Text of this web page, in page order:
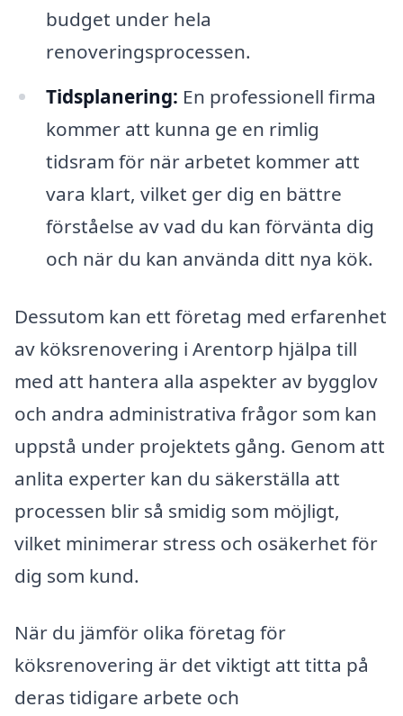
budget under hela
renoveringsprocessen.
Tidsplanering: En professionell firma
kommer att kunna ge en rimlig
tidsram för när arbetet kommer att
vara klart, vilket ger dig en bättre
förståelse av vad du kan förvänta dig
och när du kan använda ditt nya kök.
Dessutom kan ett företag med erfarenhet
av köksrenovering i Arentorp hjälpa till
med att hantera alla aspekter av bygglov
och andra administrativa frågor som kan
uppstå under projektets gång. Genom att
anlita experter kan du säkerställa att
processen blir så smidig som möjligt,
vilket minimerar stress och osäkerhet för
dig som kund.
När du jämför olika företag för
köksrenovering är det viktigt att titta på
deras tidigare arbete och